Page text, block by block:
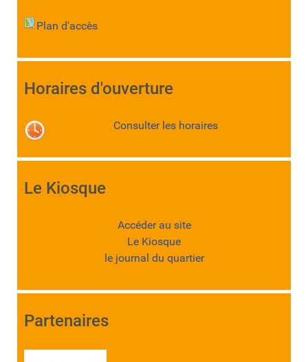
Plan d'accès
Horaires d'ouverture
Consulter les horaires
Le Kiosque
Accéder au site
Le Kiosque
le journal du quartier
Partenaires